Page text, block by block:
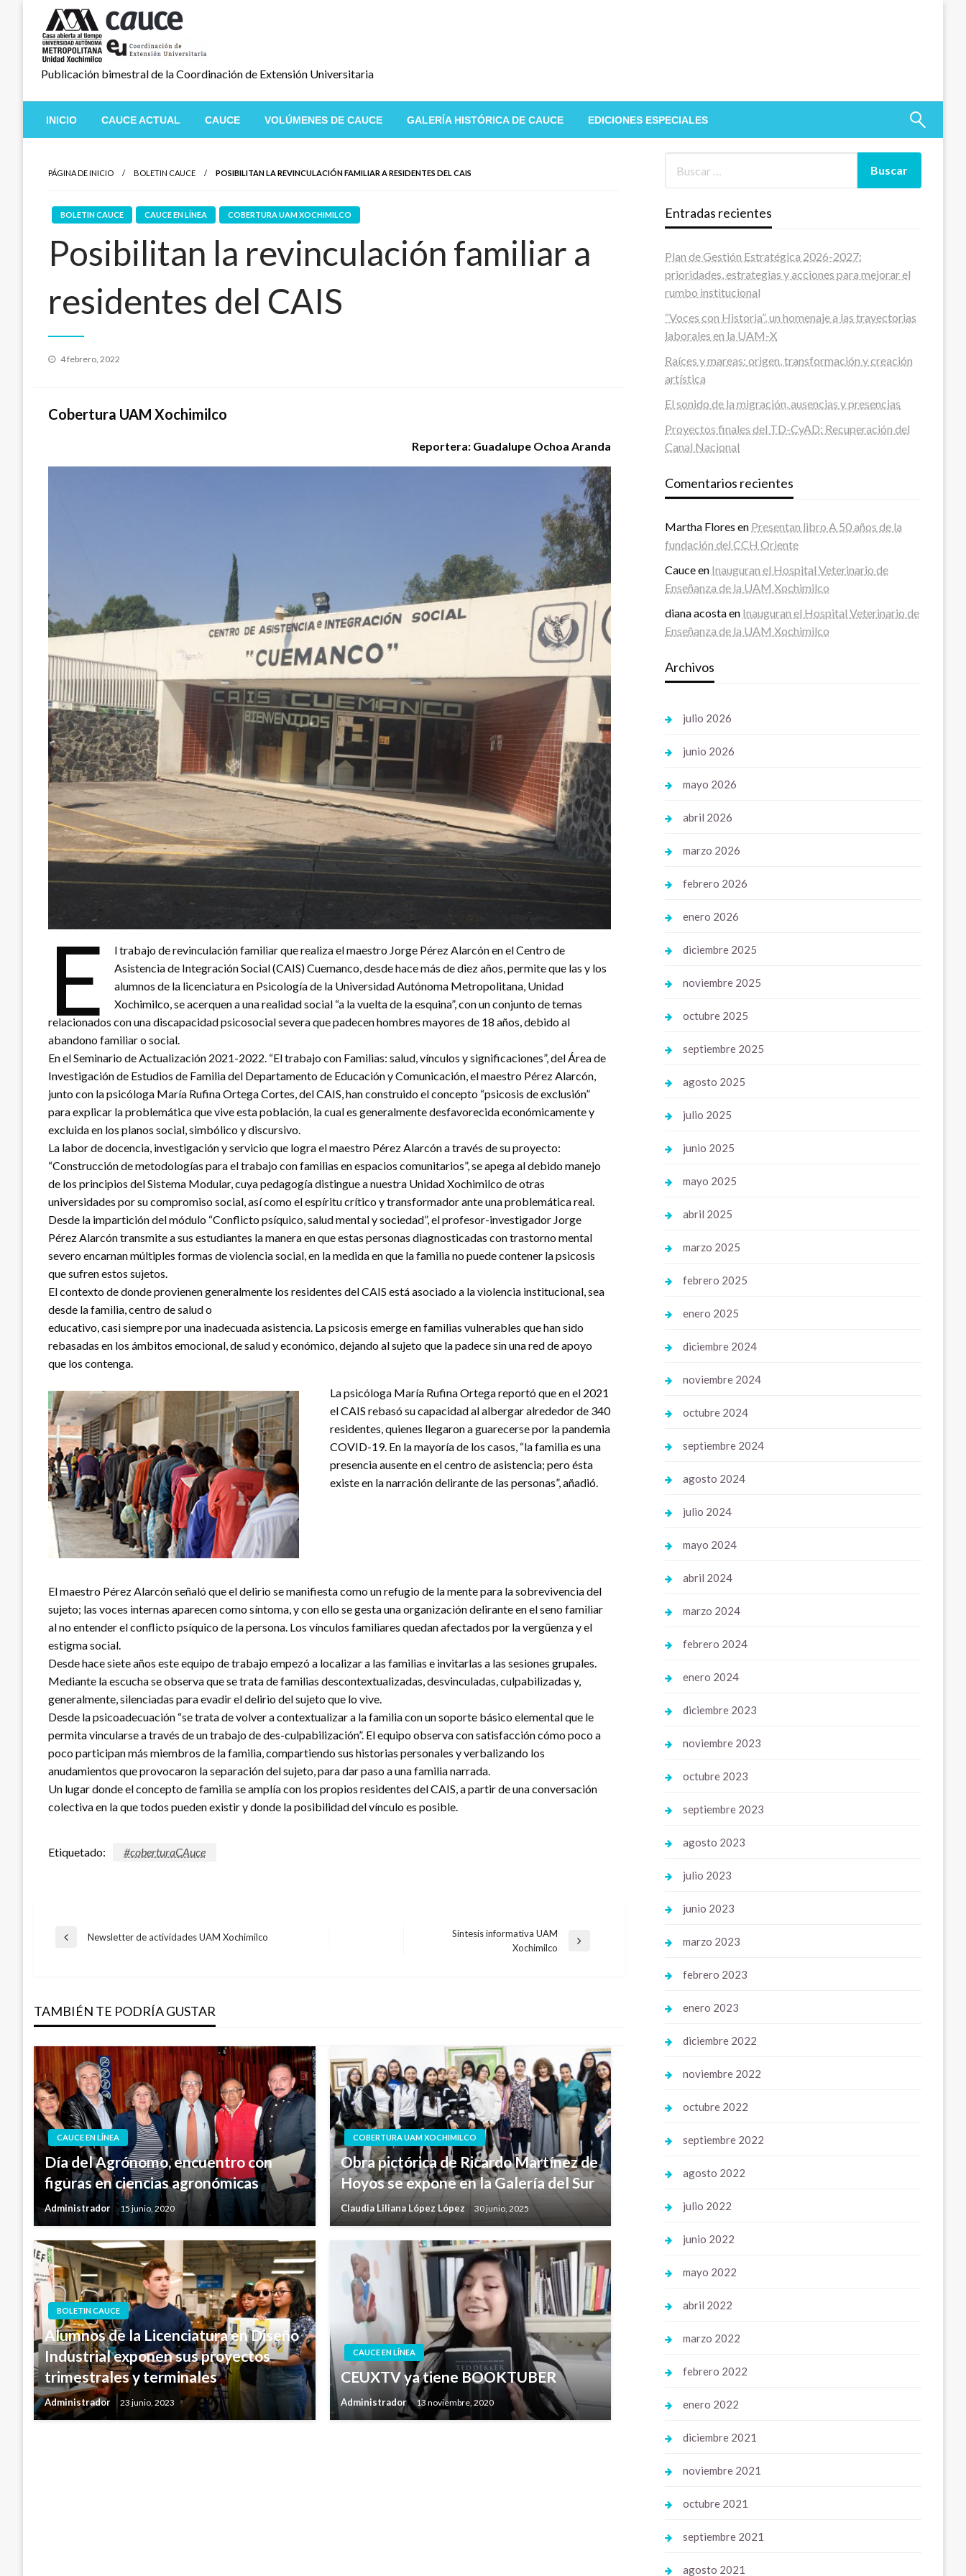
contenido
Publicación bimestral de la Coordinación de Extensión Universitaria
INICIO CAUCE ACTUAL CAUCE VOLÚMENES DE CAUCE GALERÍA HISTÓRICA DE CAUCE EDICIONES ESPECIALES
PÁGINA DE INICIO BOLETIN CAUCE POSIBILITAN LA REVINCULACIÓN FAMILIAR A RESIDENTES DEL CAIS
BOLETIN CAUCE CAUCE EN LÍNEA COBERTURA UAM XOCHIMILCO
Posibilitan la revinculación familiar a
residentes del CAIS
Publicado
4 febrero, 2022
Cobertura UAM Xochimilco
Reportera: Guadalupe Ochoa Aranda
E
l trabajo de revinculación familiar que realiza el maestro Jorge Pérez Alarcón en el Centro de
Asistencia de Integración Social (CAIS) Cuemanco, desde hace más de diez años, permite que las y los
alumnos de la licenciatura en Psicología de la Universidad Autónoma Metropolitana, Unidad
Xochimilco, se acerquen a una realidad social “a la vuelta de la esquina”, con un conjunto de temas
relacionados con una discapacidad psicosocial severa que padecen hombres mayores de 18 años, debido al
abandono familiar o social.
En el Seminario de Actualización 2021-2022. “El trabajo con Familias: salud, vínculos y significaciones”, del Área de
Investigación de Estudios de Familia del Departamento de Educación y Comunicación, el maestro Pérez Alarcón,
junto con la psicóloga María Rufina Ortega Cortes, del CAIS, han construido el concepto “psicosis de exclusión”
para explicar la problemática que vive esta población, la cual es generalmente desfavorecida económicamente y
excluida en los planos social, simbólico y discursivo.
La labor de docencia, investigación y servicio que logra el maestro Pérez Alarcón a través de su proyecto:
“Construcción de metodologías para el trabajo con familias en espacios comunitarios”, se apega al debido manejo
de los principios del Sistema Modular, cuya pedagogía distingue a nuestra Unidad Xochimilco de otras
universidades por su compromiso social, así como el espíritu crítico y transformador ante una problemática real.
Desde la impartición del módulo “Conflicto psíquico, salud mental y sociedad”, el profesor-investigador Jorge
Pérez Alarcón transmite a sus estudiantes la manera en que estas personas diagnosticadas con trastorno mental
severo encarnan múltiples formas de violencia social, en la medida en que la familia no puede contener la psicosis
que sufren estos sujetos.
El contexto de donde provienen generalmente los residentes del CAIS está asociado a la violencia institucional, sea
desde la familia, centro de salud o
educativo, casi siempre por una inadecuada asistencia. La psicosis emerge en familias vulnerables que han sido
rebasadas en los ámbitos emocional, de salud y económico, dejando al sujeto que la padece sin una red de apoyo
que los contenga.
La psicóloga María Rufina Ortega reportó que en el 2021
el CAIS rebasó su capacidad al albergar alrededor de 340
residentes, quienes llegaron a guarecerse por la pandemia
COVID-19. En la mayoría de los casos, “la familia es una
presencia ausente en el centro de asistencia; pero ésta
existe en la narración delirante de las personas”, añadió.
El maestro Pérez Alarcón señaló que el delirio se manifiesta como un refugio de la mente para la sobrevivencia del
sujeto; las voces internas aparecen como síntoma, y con ello se gesta una organización delirante en el seno familiar
al no entender el conflicto psíquico de la persona. Los vínculos familiares quedan afectados por la vergüenza y el
estigma social.
Desde hace siete años este equipo de trabajo empezó a localizar a las familias e invitarlas a las sesiones grupales.
Mediante la escucha se observa que se trata de familias descontextualizadas, desvinculadas, culpabilizadas y,
generalmente, silenciadas para evadir el delirio del sujeto que lo vive.
Desde la psicoadecuación “se trata de volver a contextualizar a la familia con un soporte básico elemental que le
permita vincularse a través de un trabajo de des-culpabilización”. El equipo observa con satisfacción cómo poco a
poco participan más miembros de la familia, compartiendo sus historias personales y verbalizando los
anudamientos que provocaron la separación del sujeto, para dar paso a una familia narrada.
Un lugar donde el concepto de familia se amplía con los propios residentes del CAIS, a partir de una conversación
colectiva en la que todos pueden existir y donde la posibilidad del vínculo es posible.
Etiquetado: #coberturaCAuce
Navegación
entradas
Entrada
Newsletter de actividades UAM Xochimilco
Síntesis informativa UAM
Xochimilco
TAMBIÉN TE PODRÍA GUSTAR
CAUCE EN LÍNEA
Día del Agrónomo, encuentro con
figuras en ciencias agronómicas
Administrador 15 junio, 2020
COBERTURA UAM XOCHIMILCO
Obra pictórica de Ricardo Martínez de
Hoyos se expone en la Galería del Sur
Claudia Liliana López López 30 junio, 2025
BOLETIN CAUCE
Alumnos de la Licenciatura en Diseño
Industrial exponen sus proyectos
trimestrales y terminales
Administrador 23 junio, 2023
CAUCE EN LÍNEA
CEUXTV ya tiene BOOKTUBER
Administrador 13 noviembre, 2020
Entradas recientes
Plan de Gestión Estratégica 2026-2027:
prioridades, estrategias y acciones para mejorar el
rumbo institucional
“Voces con Historia”, un homenaje a las trayectorias
laborales en la UAM-X
Raíces y mareas: origen, transformación y creación
artística
El sonido de la migración, ausencias y presencias
Proyectos finales del TD-CyAD: Recuperación del
Canal Nacional
Comentarios recientes
Martha Flores en Presentan libro A 50 años de la
fundación del CCH Oriente
Cauceen Inauguran el Hospital Veterinario de
Enseñanza de la UAM Xochimilco
diana acostaen Inauguran el Hospital Veterinario de
Enseñanza de la UAM Xochimilco
Archivos
julio 2026
junio 2026
mayo 2026
abril 2026
marzo 2026
febrero 2026
enero 2026
diciembre 2025
noviembre 2025
octubre 2025
septiembre 2025
agosto 2025
julio 2025
junio 2025
mayo 2025
abril 2025
marzo 2025
febrero 2025
enero 2025
diciembre 2024
noviembre 2024
octubre 2024
septiembre 2024
agosto 2024
julio 2024
mayo 2024
abril 2024
marzo 2024
febrero 2024
enero 2024
diciembre 2023
noviembre 2023
octubre 2023
septiembre 2023
agosto 2023
julio 2023
junio 2023
marzo 2023
febrero 2023
enero 2023
diciembre 2022
noviembre 2022
octubre 2022
septiembre 2022
agosto 2022
julio 2022
junio 2022
mayo 2022
abril 2022
marzo 2022
febrero 2022
enero 2022
diciembre 2021
noviembre 2021
octubre 2021
septiembre 2021
agosto 2021